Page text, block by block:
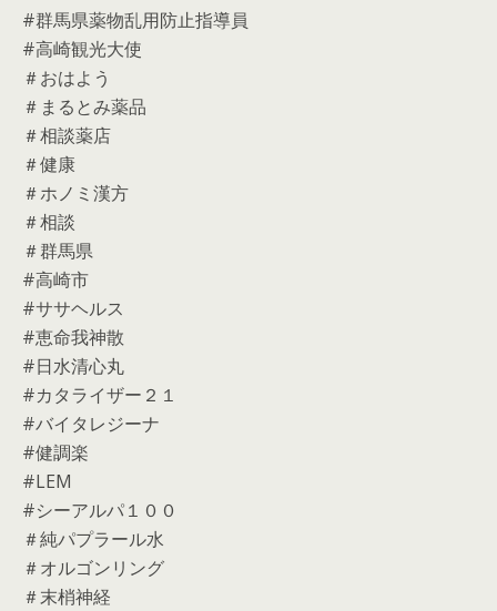
#群馬県薬物乱用防止指導員
#高崎観光大使
＃おはよう
＃まるとみ薬品
＃相談薬店
＃健康
＃ホノミ漢方
＃相談
＃群馬県
#高崎市
#ササヘルス
#恵命我神散
#日水清心丸
#カタライザー２１
#バイタレジーナ
#健調楽
#LEM
#シーアルパ１００
＃純パプラール水
＃オルゴンリング
＃末梢神経